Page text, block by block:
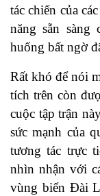
tác chiến của
năng sẵn
huống bất ngờ
Rất khó để nói
tích trên còn
cuộc tập trận
sức mạnh của
tương tác trực
nhìn nhận với
vùng biển Đài